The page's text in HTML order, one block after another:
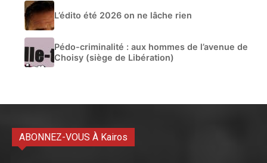
L’édito été 2026 on ne lâche rien
Pédo-criminalité : aux hommes de l’avenue de
Choisy (siège de Libération)
ABONNEZ-VOUS À Kairos